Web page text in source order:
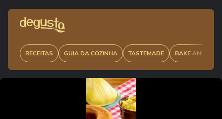
RECEITAS GUIA DA COZINHA TASTEMADE BAKE AND
Não foi possível reproduzir o vídeo